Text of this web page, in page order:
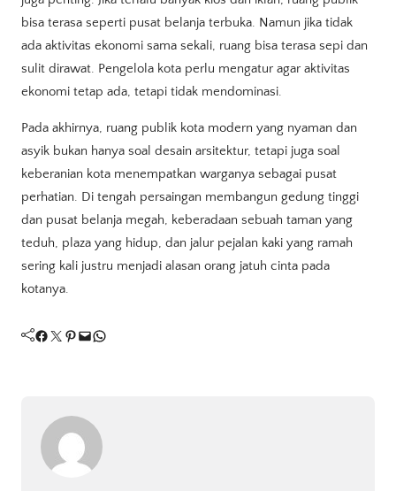
bisa terasa seperti pusat belanja terbuka. Namun jika tidak
ada aktivitas ekonomi sama sekali, ruang bisa terasa sepi dan
sulit dirawat. Pengelola kota perlu mengatur agar aktivitas
ekonomi tetap ada, tetapi tidak mendominasi.
Pada akhirnya, ruang publik kota modern yang nyaman dan
asyik bukan hanya soal desain arsitektur, tetapi juga soal
keberanian kota menempatkan warganya sebagai pusat
perhatian. Di tengah persaingan membangun gedung tinggi
dan pusat belanja megah, keberadaan sebuah taman yang
teduh, plaza yang hidup, dan jalur pejalan kaki yang ramah
sering kali justru menjadi alasan orang jatuh cinta pada
kotanya.
Facebook Twitter Pinterest Mail WhatsApp